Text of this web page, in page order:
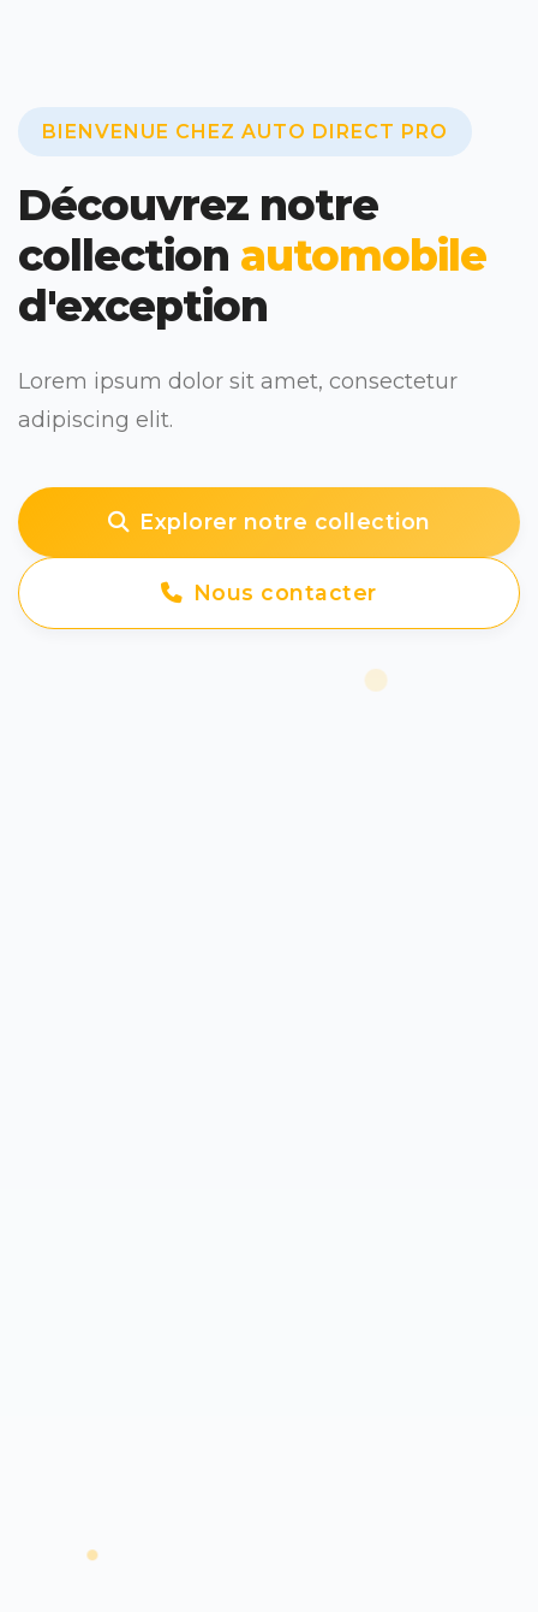
BIENVENUE CHEZ AUTO DIRECT PRO
Découvrez notre
collection automobile
d'exception
Lorem ipsum dolor sit amet, consectetur
adipiscing elit.
Explorer notre collection
Nous contacter